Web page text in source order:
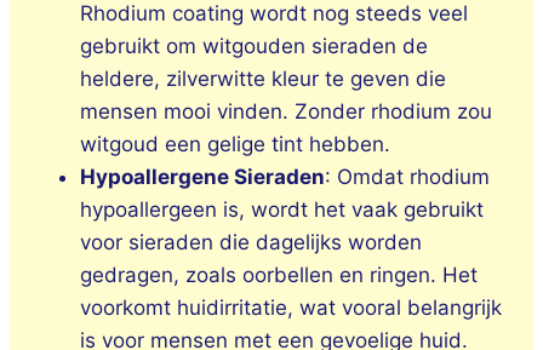
Rhodium coating wordt nog steeds veel
gebruikt om witgouden sieraden de
heldere, zilverwitte kleur te geven die
mensen mooi vinden. Zonder rhodium zou
witgoud een gelige tint hebben.
Hypoallergene Sieraden: Omdat rhodium
hypoallergeen is, wordt het vaak gebruikt
voor sieraden die dagelijks worden
gedragen, zoals oorbellen en ringen. Het
voorkomt huidirritatie, wat vooral belangrijk
is voor mensen met een gevoelige huid.